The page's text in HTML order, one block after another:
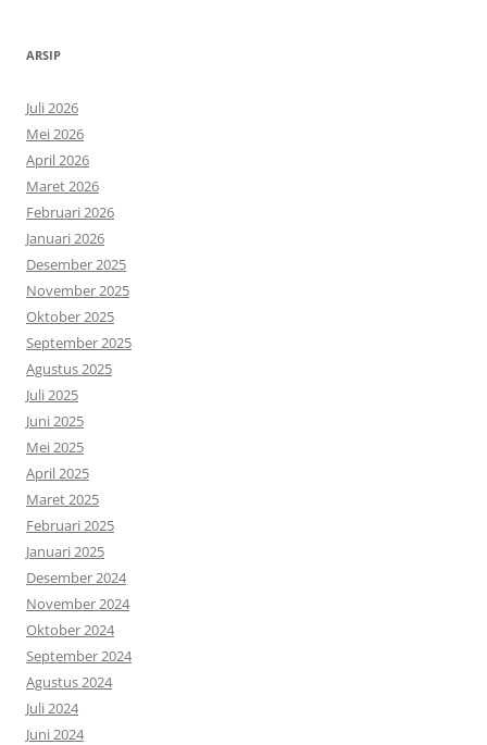
ARSIP
Juli 2026
Mei 2026
April 2026
Maret 2026
Februari 2026
Januari 2026
Desember 2025
November 2025
Oktober 2025
September 2025
Agustus 2025
Juli 2025
Juni 2025
Mei 2025
April 2025
Maret 2025
Februari 2025
Januari 2025
Desember 2024
November 2024
Oktober 2024
September 2024
Agustus 2024
Juli 2024
Juni 2024